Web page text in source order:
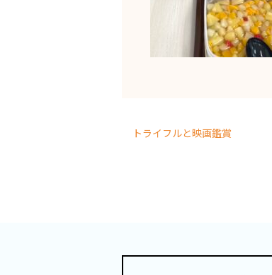
トライフルと映画鑑賞